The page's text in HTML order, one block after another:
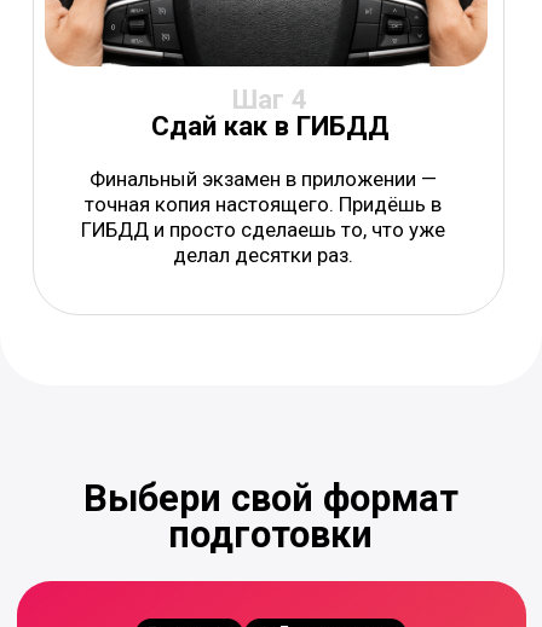
Плюспромокод для заработка—
сразу после регистрации
Теория сдана —
до прав один шаг
Бесплатно